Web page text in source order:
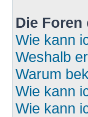
Die
Wie kann
Weshalb
Warum
Wie kann
Wie kann